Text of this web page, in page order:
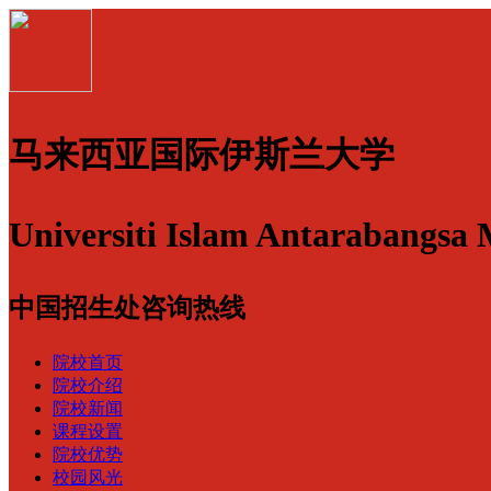
马来西亚国际伊斯兰大学
Universiti Islam Antarabangsa
中国招生处咨询热线
院校首页
院校介绍
院校新闻
课程设置
院校优势
校园风光